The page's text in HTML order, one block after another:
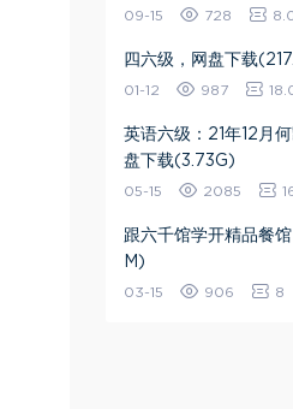
09-15 728
四六级，网盘下载
01-12 987
英语六级：21年12月
盘下载(3.73G)
05-15 2085
跟六千馆学开精品餐
M)
03-15 906 8